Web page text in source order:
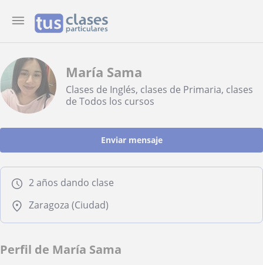
María Sama
Clases de Inglés, clases de Primaria, clases
de Todos los cursos
Enviar mensaje
2 años dando clase
Zaragoza (Ciudad)
Perfil de María Sama